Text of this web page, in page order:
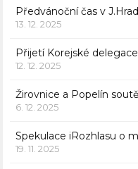
Předvánoční čas v
13. 12. 2025
Přijetí Korejské delegace
12. 12. 2025
Žirovnice a Popelín
6. 12. 2025
Spekulace iRozhlasu o
19. 11. 2025